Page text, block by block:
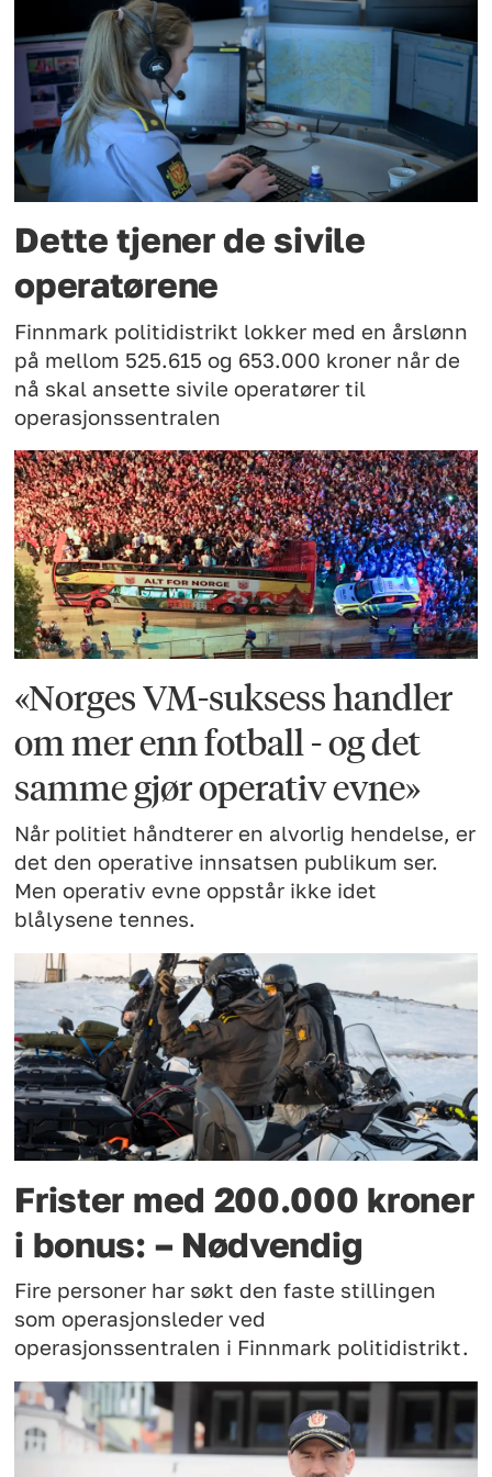
Dette tjener de sivile
operatørene
Finnmark politidistrikt lokker med en årslønn
på mellom 525.615 og 653.000 kroner når de
nå skal ansette sivile operatører til
operasjonssentralen
«Norges VM-suksess handler
om mer enn fotball - og det
samme gjør operativ evne»
Når politiet håndterer en alvorlig hendelse, er
det den operative innsatsen publikum ser.
Men operativ evne oppstår ikke idet
blålysene tennes.
Frister med 200.000 kroner
i bonus: – Nødvendig
Fire personer har søkt den faste stillingen
som operasjonsleder ved
operasjonssentralen i Finnmark politidistrikt.